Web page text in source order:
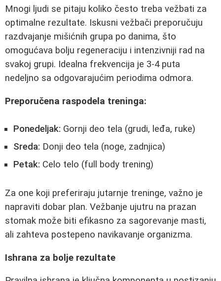
Mnogi ljudi se pitaju koliko često treba vežbati za
optimalne rezultate. Iskusni vežbači preporučuju
razdvajanje mišićnih grupa po danima, što
omogućava bolju regeneraciju i intenzivniji rad na
svakoj grupi. Idealna frekvencija je 3-4 puta
nedeljno sa odgovarajućim periodima odmora.
Preporučena raspodela treninga:
Ponedeljak: Gornji deo tela (grudi, leđa, ruke)
Sreda: Donji deo tela (noge, zadnjica)
Petak: Celo telo (full body trening)
Za one koji preferiraju jutarnje treninge, važno je
napraviti dobar plan. Vežbanje ujutru na prazan
stomak može biti efikasno za sagorevanje masti,
ali zahteva postepeno navikavanje organizma.
Ishrana za bolje rezultate